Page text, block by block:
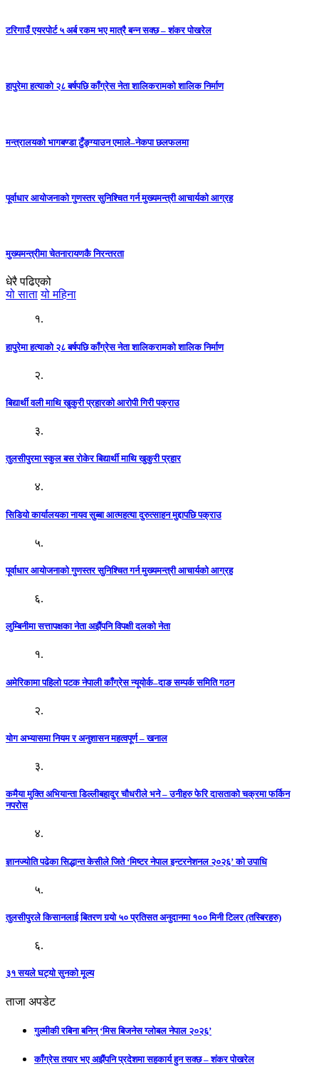
टरिगाउँ एयरपोर्ट ५ अर्ब रकम भए मात्रै बन्न सक्छ – शंकर पोखरेल
हापुरेमा हत्याको २८ बर्षपछि काँग्रेस नेता शालिकरामको शालिक निर्माण
मन्त्रालयको भागबण्डा टुँङ्ग्याउन एमाले–नेकपा छलफलमा
पूर्वाधार आयोजनाको गुणस्तर सुनिश्चित गर्न मुख्यमन्त्री आचार्यको आग्रह
मुख्यमन्त्रीमा चेतनारायणकै निरन्तरता
धेरै पढिएको
यो साता यो महिना
१.
हापुरेमा हत्याको २८ बर्षपछि काँग्रेस नेता शालिकरामको शालिक निर्माण
२.
बिद्यार्थी वली माथि खुकुरी प्रहारको आरोपी गिरी पक्राउ
३.
तुलसीपुरमा स्कुल बस रोकेर बिद्यार्थी माथि खुकुरी प्रहार
४.
सिडियो कार्यालयका नायव सुब्बा आत्महत्या दुरुत्साहन मुद्दापछि पक्राउ
५.
पूर्वाधार आयोजनाको गुणस्तर सुनिश्चित गर्न मुख्यमन्त्री आचार्यको आग्रह
६.
लुम्बिनीमा सत्तापक्षका नेता अझैंपनि विपक्षी दलको नेता
१.
अमेरिकामा पहिलो पटक नेपाली काँग्रेस न्यूयोर्क–दाङ सम्पर्क समिति गठन
२.
योग अभ्यासमा नियम र अनुशासन महत्वपूर्ण – खनाल
३.
कमैया मुक्ति अभियान्ता डिल्लीबहादुर चौधरीले भने – उनीहरु फेरि दासताको चक्रमा फर्किन
नपरोस
४.
ज्ञानज्योति पढेका सिद्धान्त केसीले जिते ‘मिष्टर नेपाल इन्टरनेशनल २०२६’ को उपाधि
५.
तुलसीपुरले किसानलाई बितरण गर्‍यो ५० प्रतिसत अनुदानमा १०० मिनी टिलर (तस्बिरहरु)
६.
३१ सयले घट्यो सुनको मूल्य
ताजा अपडेट
गुल्मीकी रबिना बनिन् ‘मिस बिजनेस ग्लोबल नेपाल २०२६’
काँग्रेस तयार भए अझैंपनि प्रदेशमा सहकार्य हुन सक्छ – शंकर पोखरेल